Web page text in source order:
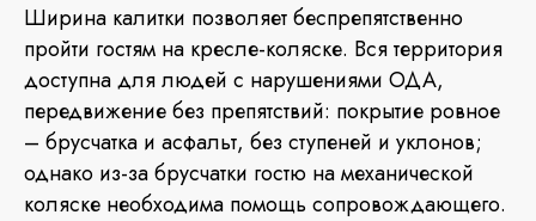
Ширина калитки позволяет беспрепятственно
пройти гостям на кресле-коляске. Вся территория
доступна для людей с нарушениями ОДА,
передвижение без препятствий: покрытие ровное
– брусчатка и асфальт, без ступеней и уклонов;
однако из-за брусчатки гостю на механической
коляске необходима помощь сопровождающего.